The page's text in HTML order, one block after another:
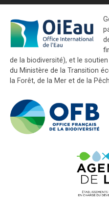
de la biodiversité), et le
du Ministère de la Transition
la Forêt, de la Mer et de la